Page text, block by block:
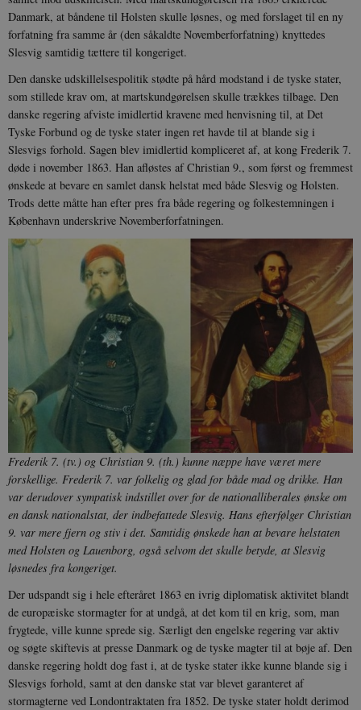
Danmark, at båndene til Holsten skulle løsnes, og med forslaget til en ny
forfatning fra samme år (den såkaldte Novemberforfatning) knyttedes
Slesvig samtidig tættere til kongeriget.
Den danske udskillelsespolitik stødte på hård modstand i de tyske stater,
som stillede krav om, at martskundgørelsen skulle trækkes tilbage. Den
danske regering afviste imidlertid kravene med henvisning til, at Det
Tyske Forbund og de tyske stater ingen ret havde til at blande sig i
Slesvigs forhold. Sagen blev imidlertid kompliceret af, at kong Frederik 7.
døde i november 1863. Han afløstes af Christian 9., som først og fremmest
ønskede at bevare en samlet dansk helstat med både Slesvig og Holsten.
Trods dette måtte han efter pres fra både regering og folkestemningen i
København underskrive Novemberforfatningen.
Frederik 7. (tv.) og Christian 9. (th.) kunne næppe have været mere
forskellige. Frederik 7. var folkelig og glad for både mad og drikke. Han
var derudover sympatisk indstillet over for de nationalliberales ønske om
en dansk nationalstat, der indbefattede Slesvig. Hans efterfølger Christian
9. var mere fjern og stiv i det. Samtidig ønskede han at bevare helstaten
med Holsten og Lauenborg, også selvom det skulle betyde, at Slesvig
løsnedes fra kongeriget.
Der udspandt sig i hele efteråret 1863 en ivrig diplomatisk aktivitet blandt
de europæiske stormagter for at undgå, at det kom til en krig, som, man
frygtede, ville kunne sprede sig. Særligt den engelske regering var aktiv
og søgte skiftevis at presse Danmark og de tyske magter til at bøje af. Den
danske regering holdt dog fast i, at de tyske stater ikke kunne blande sig i
Slesvigs forhold, samt at den danske stat var blevet garanteret af
stormagterne ved Londontraktaten fra 1852. De tyske stater holdt derimod